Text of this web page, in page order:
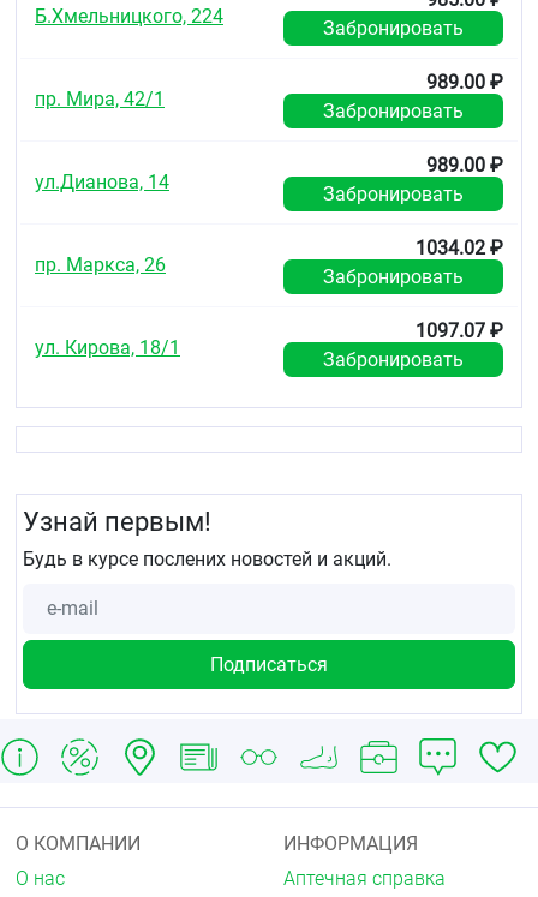
Б.Хмельницкого, 224
Забронировать
пр. Мира, 42/1
989.00 ₽
Забронировать
ул.Дианова, 14
989.00 ₽
Забронировать
пр. Маркса, 26
1034.02 ₽
Забронировать
ул. Кирова, 18/1
1097.07 ₽
Забронировать
Узнай первым!
Будь в курсе послених новостей и акций.
О КОМПАНИИ
О нас
ИНФОРМАЦИЯ
Аптечная справка